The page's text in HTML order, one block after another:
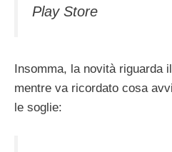
Play Store
Insomma, la novità riguarda
mentre va ricordato cosa
le soglie: